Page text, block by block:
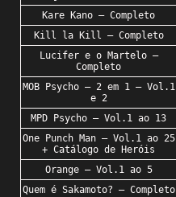
Kare Kano – Completo
Kill la Kill – Completo
Lucifer e o Martelo –
Completo
MOB Psycho – 2 em 1 – Vol.1
e 2
MPD Psycho – Vol.1 ao 13
One Punch Man – Vol.1 ao 25
+ Catálogo de Heróis
Orange – Vol.1 ao 5
Quem é Sakamoto? – Completo